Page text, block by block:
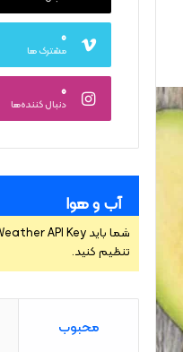
۰
مشترک ها
۰
دنبال کننده‌ها
آب و هوا
تنظیم کنید.
محبوب